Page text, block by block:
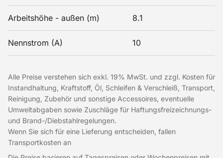
Arbeitshöhe - außen (m) 8.1
Nennstrom (A) 10
Alle Preise verstehen sich exkl. 19% MwSt. und zzgl. Kosten für
Instandhaltung, Kraftstoff, Öl, Schleifen & Verschleiß, Transport,
Reinigung, Zubehör und sonstige Accessoires, eventuelle
Umweltabgaben sowie Zuschläge für Haftungsfreizeichnungs-
und Brand-/Diebstahlregelungen.
Wenn Sie sich für eine Lieferung entscheiden, fallen
Transportkosten an